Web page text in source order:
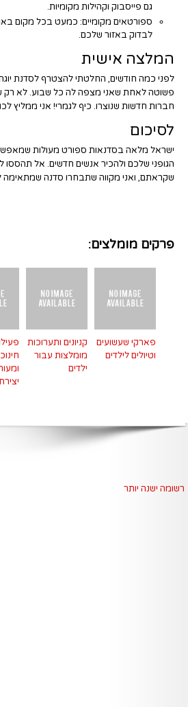
גם פייסבוק וקהילות מקומיות.
ספורטאים מקומיים: כמעט בכל מקום
לבדוק באזור שלכם.
המלצה אישית
לפני כמה חודשים, החלטתי להצטרף לסדנת יוגה
פשוטה לאחת שאני מצפה לה כל שבוע. לא רק
חברות חדשות שנוצרו. כיף לגמרי! אני ממליץ
לסיכום
ישראל מלאה בסדנאות ספורט מעולות
הגופני שלכם ולהכיר אנשים חדשים. אל
שקראתם, ואני מקווה שתבחרו סדנה שמתאימה
פרקים מומלצים:
קניונים ותערוכות
מומלצות עבור
ילדים
פארקי שעשועים
וטיולים לילדים
רשומה ישנה יותר